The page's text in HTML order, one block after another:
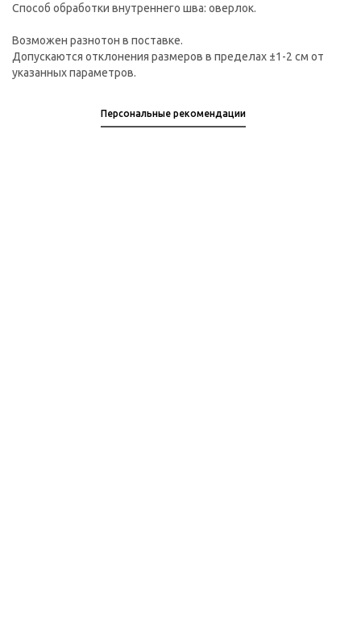
Способ обработки внутреннего шва: оверлок.
Возможен разнотон в поставке.
Допускаются отклонения размеров в пределах ±1-2 см от
указанных параметров.
Персональные рекомендации